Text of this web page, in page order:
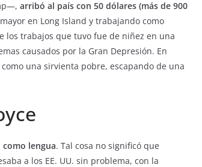
arribó al país con 50 dólares (más de 900
en Long Island y trabajando como
los trabajos que tuvo fue de niñez en una
causados por la Gran Depresión. En
una sirvienta pobre, escapando de una
como lengua. Tal cosa no significó que
a los EE. UU. sin problema, con la